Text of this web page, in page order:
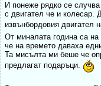
И понеже рядко се
с двигател че и колесар.
извънбордовия двигател
От миналата година са
че на времето даваха
Та мисълта ми беше че
предлагат подаръци.